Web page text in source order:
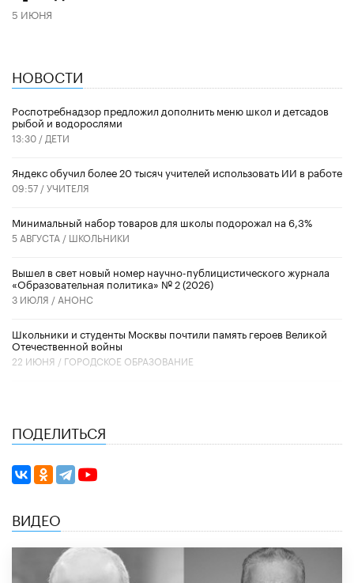
5 ИЮНЯ
НОВОСТИ
Роспотребнадзор предложил дополнить меню школ и детсадов
рыбой и водорослями
13:30 / ДЕТИ
​Яндекс обучил более 20 тысяч учителей использовать ИИ в работе
09:57 /УЧИТЕЛЯ
Минимальный набор товаров для школы подорожал на 6,3%
5 АВГУСТА / ШКОЛЬНИКИ
Вышел в свет новый номер научно-публицистического журнала
«Образовательная политика» № 2 (2026)
3 ИЮЛЯ / АНОНС
Школьники и студенты Москвы почтили память героев Великой
Отечественной войны
22 ИЮНЯ / ГОРОДСКОЕ ОБРАЗОВАНИЕ
ПОДЕЛИТЬСЯ
ВИДЕО